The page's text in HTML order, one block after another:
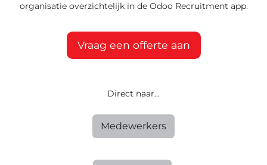
organisatie overzichtelijk in de Odoo Recruitment app.
Vraag een offerte aan
Direct naar...
Medewerkers